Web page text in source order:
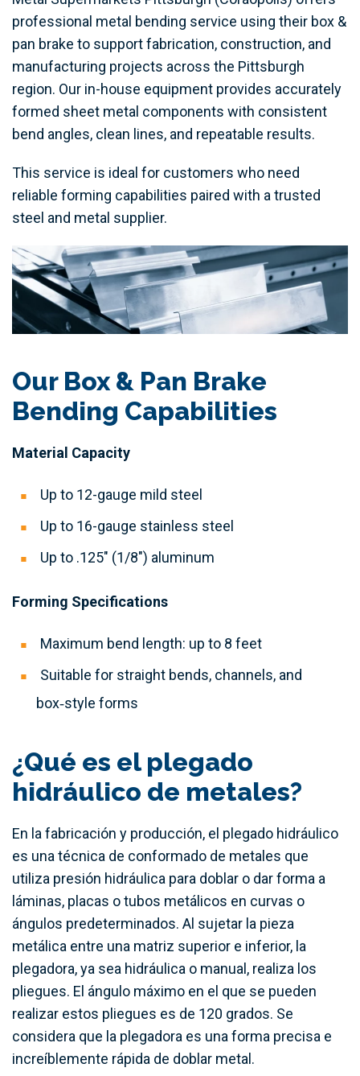
professional metal bending service using their box &
pan brake to support fabrication, construction, and
manufacturing projects across the Pittsburgh
region. Our in-house equipment provides accurately
formed sheet metal components with consistent
bend angles, clean lines, and repeatable results.
This service is ideal for customers who need
reliable forming capabilities paired with a trusted
steel and metal supplier.
Our Box & Pan Brake
Bending Capabilities
Material Capacity
Up to 12-gauge mild steel
Up to 16-gauge stainless steel
Up to .125" (1/8") aluminum
Forming Specifications
Maximum bend length: up to 8 feet
Suitable for straight bends, channels, and
box‑style forms
¿Qué es el plegado
hidráulico de metales?
En la fabricación y producción, el plegado hidráulico
es una técnica de conformado de metales que
utiliza presión hidráulica para doblar o dar forma a
láminas, placas o tubos metálicos en curvas o
ángulos predeterminados. Al sujetar la pieza
metálica entre una matriz superior e inferior, la
plegadora, ya sea hidráulica o manual, realiza los
pliegues. El ángulo máximo en el que se pueden
realizar estos pliegues es de 120 grados. Se
considera que la plegadora es una forma precisa e
increíblemente rápida de doblar metal.